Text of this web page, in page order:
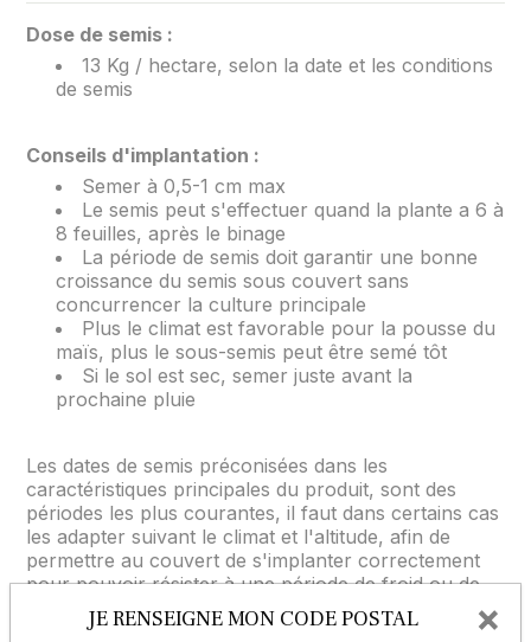
Dose de semis :
13 Kg / hectare, selon la date et les conditions
de semis
Conseils d'implantation :
Semer à 0,5-1 cm max
Le semis peut s'effectuer quand la plante a 6 à
8 feuilles, après le binage
La période de semis doit garantir une bonne
croissance du semis sous couvert sans
concurrencer la culture principale
Plus le climat est favorable pour la pousse du
maïs, plus le sous-semis peut être semé tôt
Si le sol est sec, semer juste avant la
prochaine pluie
Les dates de semis préconisées dans les
caractéristiques principales du produit, sont des
périodes les plus courantes, il faut dans certains cas
les adapter suivant le climat et l'altitude, afin de
permettre au couvert de s'implanter correctement
pour pouvoir résister à une période de froid ou de
JE RENSEIGNE MON CODE POSTAL ×